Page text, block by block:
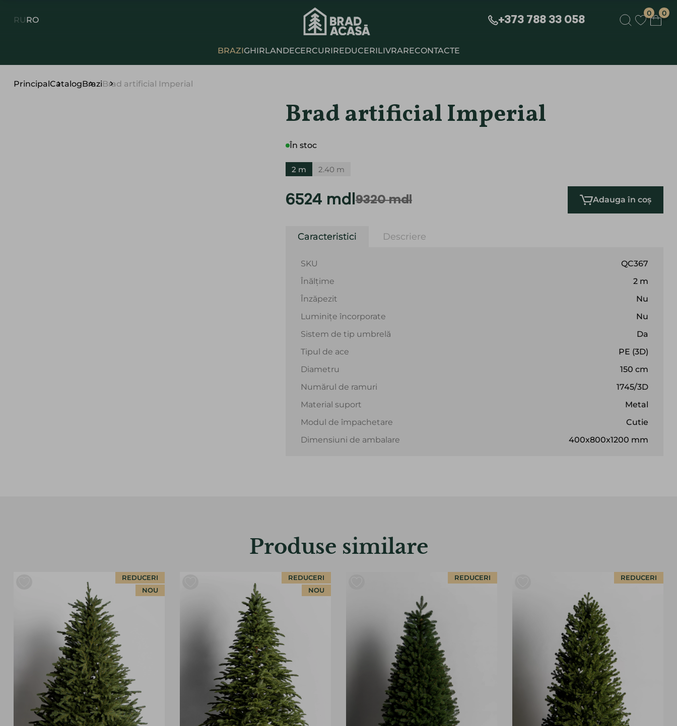
RURO +373 788 33 058
0 0
BRAZIGHIRLANDEСERCURIREDUCERILIVRARECONTACTE
PrincipalCatalogBraziBrad artificial Imperial
Brad artificial Imperial
În stoc
2 m 2.40 m
6524 mdl 9320 mdl Adauga în coș
Caracteristici Descriere
SKU
QC367
Înălțime
2 m
Înzăpezit
Nu
Luminițe încorporate
Nu
Sistem de tip umbrelă
Da
Tipul de ace
PE (3D)
Diametru
150 cm
Numărul de ramuri
1745/3D
Material suport
Metal
Modul de împachetare
Cutie
Dimensiuni de ambalare
400x800x1200 mm
Produse similare
REDUCERI
NOU
REDUCERI
NOU
REDUCERI REDUCERI